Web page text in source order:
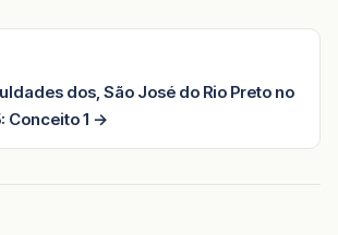
dos, São José do Rio Preto no
Conceito 1 →